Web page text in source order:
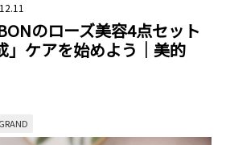
のローズ美容4点セット
」ケアを始めよう｜美的